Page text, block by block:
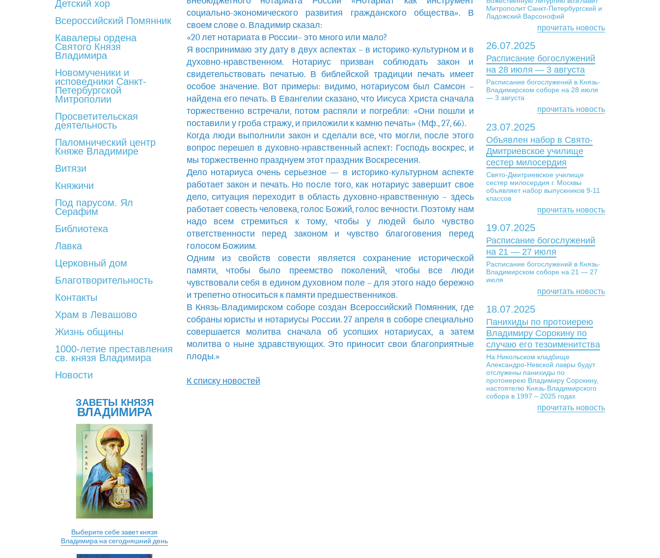
Детский хор
Всероссийский Помянник
Кавалеры ордена
Святого Князя
Владимира
Новомученики и
исповедники Санкт-
Петербургской
Митрополии
Просветительская
деятельность
Паломнический центр
Княже Владимире
Витязи
Княжичи
Под парусом. Ял
Серафим
Библиотека
Лавка
Церковный дом
Благотворительность
Контакты
Храм в Левашово
Жизнь общины
1000-летие преставления
св. князя Владимира
Новости
ЗАВЕТЫ КНЯЗЯ
ВЛАДИМИРА
Выберите себе завет князя
Владимира на сегодняшний день
социально-экономического развития гражданского общества». В
своем слове о. Владимир сказал:
«20 лет нотариата в России– это много или мало?
Я воспринимаю эту дату в двух аспектах – в историко-культурном и в
духовно-нравственном. Нотариус призван соблюдать закон и
свидетельствовать печатью. В библейской традиции печать имеет
особое значение. Вот примеры: видимо, нотариусом был Самсон –
найдена его печать. В Евангелии сказано, что Иисуса Христа сначала
торжественно встречали, потом распяли и погребли: «Они пошли и
поставили у гроба стражу, и приложили к камню печать» (Мф., 27, 66).
Когда люди выполнили закон и сделали все, что могли, после этого
вопрос перешел в духовно-нравственный аспект: Господь воскрес, и
мы торжественно празднуем этот праздник Воскресения.
Дело нотариуса очень серьезное — в историко-культурном аспекте
работает закон и печать. Но после того, как нотариус завершит свое
дело, ситуация переходит в область духовно-нравственную – здесь
работает совесть человека, голос Божий, голос вечности. Поэтому нам
надо всем стремиться к тому, чтобы у людей было чувство
ответственности перед законом и чувство благоговения перед
голосом Божиим.
Одним из свойств совести является сохранение исторической
памяти, чтобы было преемство поколений, чтобы все люди
чувствовали себя в едином духовном поле – для этого надо бережно
и трепетно относиться к памяти предшественников.
В Князь-Владимирском соборе создан Всероссийский Помянник, где
собраны юристы и нотариусы России. 27 апреля в соборе специально
совершается молитва сначала об усопших нотариусах, а затем
молитва о ныне здравствующих. Это приносит свои благоприятные
плоды.»
К списку новостей
Митрополит Санкт-Петербургский и
Ладожский Варсонофий
прочитать новость
26.07.2025
Расписание богослужений
на 28 июля — 3 августа
Расписание богослужений в Князь-
Владимирском соборе на 28 июля
— 3 августа
прочитать новость
23.07.2025
Объявлен набор в Свято-
Дмитриевское училище
сестер милосердия
Свято-Дмитриевское училище
сестер милосердия г. Москвы
объявляет набор выпускников 9-11
классов
прочитать новость
19.07.2025
Расписание богослужений
на 21 — 27 июля
Расписание богослужений в Князь-
Владимирском соборе на 21 — 27
июля
прочитать новость
18.07.2025
Панихиды по протоиерею
Владимиру Сорокину по
случаю его тезоименитства
На Никольском кладбище
Александро-Невской лавры будут
отслужены панихиды по
протоиерею Владимиру Сорокину,
настоятелю Князь-Владимирского
собора в 1997 – 2025 годах
прочитать новость